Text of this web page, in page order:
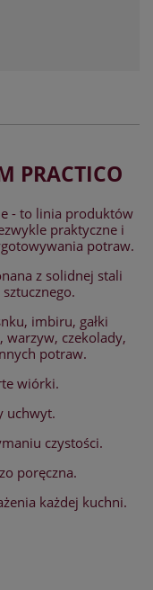
PRACTICO
- to linia produktów
praktyczne i
potraw.
z solidnej stali
imbiru, gałki
warzyw, czekolady,
potraw.
wiórki.
uchwyt.
czystości.
poręczna.
każdej kuchni.